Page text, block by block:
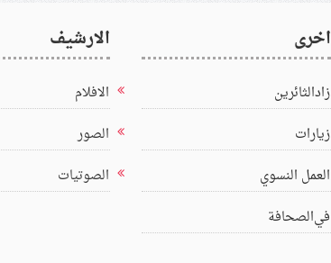
اخرى
زادالثائرين
زيارات
العمل النسوي
في‌الصحافة
الارشيف
الافلام
الصور
الصوتيات